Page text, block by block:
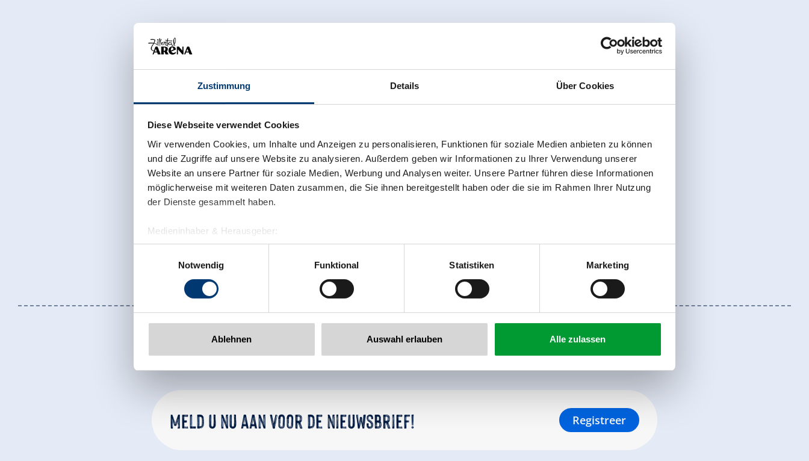
Zustimmung Details Über Cookies
Diese Webseite verwendet Cookies
Wir verwenden Cookies, um Inhalte und Anzeigen zu personalisieren, Funktionen für soziale Medien anbieten zu können
und die Zugriffe auf unsere Website zu analysieren. Außerdem geben wir Informationen zu Ihrer Verwendung unserer
Website an unsere Partner für soziale Medien, Werbung und Analysen weiter. Unsere Partner führen diese Informationen
möglicherweise mit weiteren Daten zusammen, die Sie ihnen bereitgestellt haben oder die sie im Rahmen Ihrer Nutzung
der Dienste gesammelt haben.
Medieninhaber & Herausgeber:
Zeller Bergbahnen Zillertal GmbH & Co KG
Rohr 23// A-6280 Zell am Ziller
www.zillertalarena.com
Notwendig
Funktional Statistiken Marketing
Ablehnen Auswahl erlauben Alle zulassen
Meld u nu aan voor de nieuwsbrief! Registreer